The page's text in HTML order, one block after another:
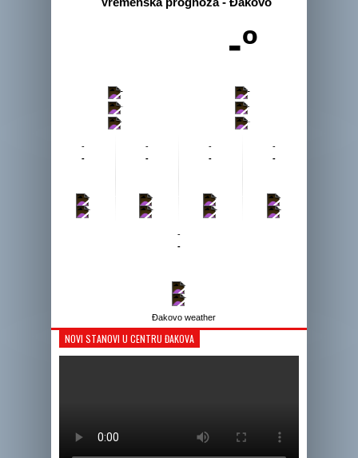
-º
-
-
-
-
-
-
-
-
-
-
-
-
-
-
-
-
-
-
-
-
-
-
-
-
-
-
Đakovo weather
NOVI STANOVI U CENTRU ĐAKOVA